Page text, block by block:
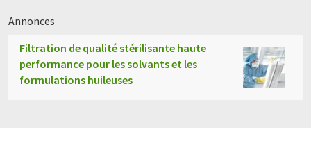
Annonces
Filtration de qualité stérilisante haute
performance pour les solvants et les
formulations huileuses